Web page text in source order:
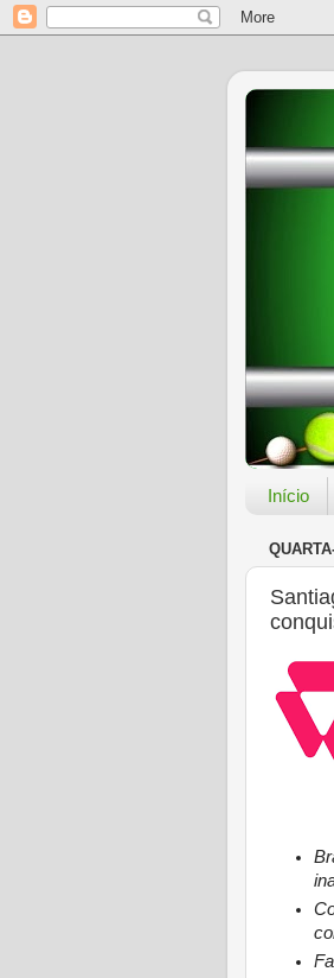
Início